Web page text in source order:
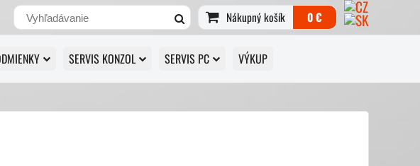
Nákupný košík 0 €
SERVIS KONZOL SERVIS PC VÝKUP